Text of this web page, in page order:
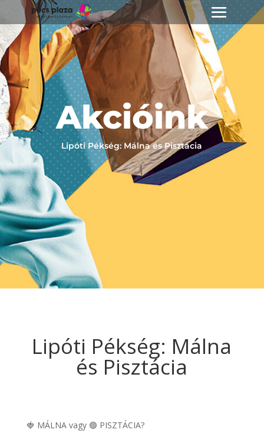
Akcióink
Lipóti Pékség: Málna és Pisztácia
Lipóti Pékség: Málna
és Pisztácia
🍓 MÁLNA vagy 🟢 PISZTÁCIA?